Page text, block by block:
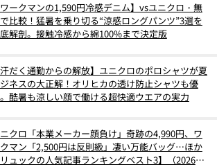
ワークマンの1,590円冷感デニム】vsユニクロ・無
比較！猛暑を乗り切る“涼感ロングパンツ”3選を
解剖。接触冷感から綿100%まで決定版
汗だく通勤からの解放】ユニクロのポロシャツが夏
ネスの大正解！オリヒカの透け防止シャツも優
酷暑も涼しい顔で働ける超快適ウエアの実力
クロ「本業メーカー顔負け」奇跡の4,990円、ワ
マン「2,500円は反則級」凄い万能バッグ…ほか
リュックの人気記事ランキングベスト3】（2026年